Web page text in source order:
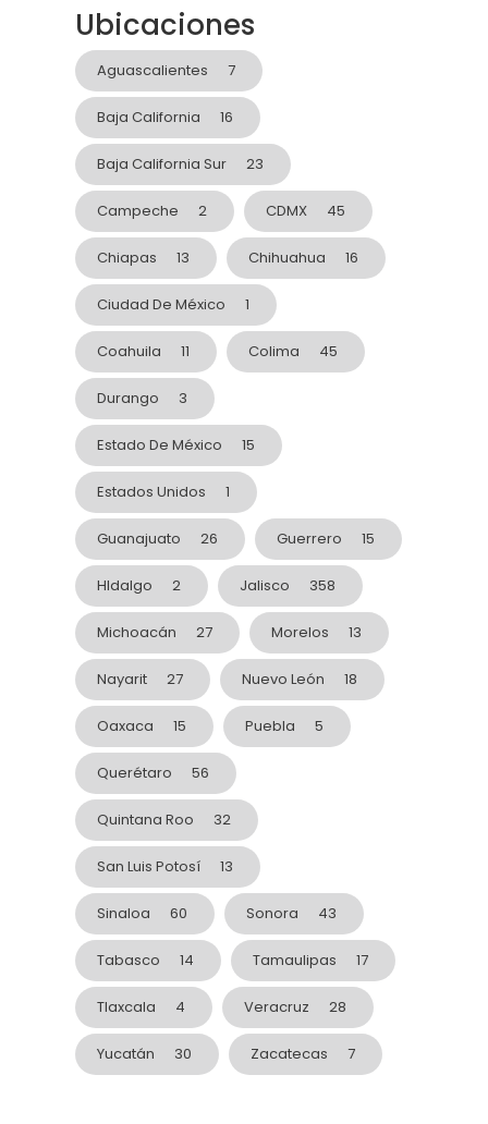
Ubicaciones
Aguascalientes 7
Baja California 16
Baja California Sur 23
Campeche 2 CDMX 45
Chiapas 13 Chihuahua 16
Ciudad De México 1
Coahuila 11 Colima 45
Durango 3
Estado De México 15
Estados Unidos 1
Guanajuato 26 Guerrero 15
HIdalgo 2 Jalisco 358
Michoacán 27 Morelos 13
Nayarit 27 Nuevo León 18
Oaxaca 15 Puebla 5
Querétaro 56
Quintana Roo 32
San Luis Potosí 13
Sinaloa 60 Sonora 43
Tabasco 14 Tamaulipas 17
Tlaxcala 4 Veracruz 28
Yucatán 30 Zacatecas 7